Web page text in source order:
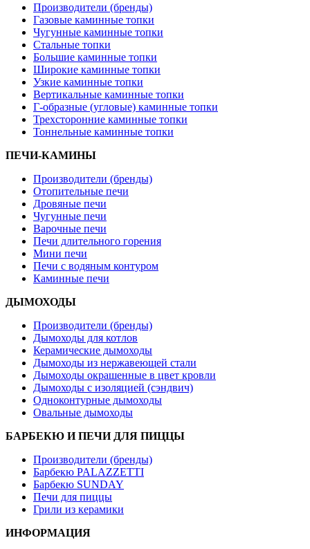
Производители (бренды)
Газовые каминные топки
Чугунные каминные топки
Стальные топки
Большие каминные топки
Широкие каминные топки
Узкие каминные топки
Вертикальные каминные топки
Г-образные (угловые) каминные топки
Трехсторонние каминные топки
Тоннельные каминные топки
ПЕЧИ-КАМИНЫ
Производители (бренды)
Отопительные печи
Дровяные печи
Чугунные печи
Варочные печи
Печи длительного горения
Мини печи
Печи с водяным контуром
Каминные печи
ДЫМОХОДЫ
Производители (бренды)
Дымоходы для котлов
Керамические дымоходы
Дымоходы из нержавеющей стали
Дымоходы окрашенные в цвет кровли
Дымоходы с изоляцией (сэндвич)
Одноконтурные дымоходы
Овальные дымоходы
БАРБЕКЮ И ПЕЧИ ДЛЯ ПИЦЦЫ
Производители (бренды)
Барбекю PALAZZETTI
Барбекю SUNDAY
Печи для пиццы
Грили из керамики
ИНФОРМАЦИЯ